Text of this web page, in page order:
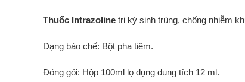
Thuốc Intrazoline trị ký sinh trùng, chống nhiễm
Dạng bào chế: Bột pha tiêm.
Đóng gói: Hộp 100ml lọ dụng dung tích 12 ml.